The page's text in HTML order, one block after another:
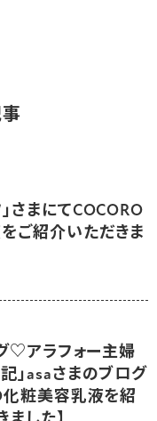
さまにてCOCORO
ご紹介いただきま
♡アラフォー主婦
」asaさまのブログ
化粧美容乳液を紹